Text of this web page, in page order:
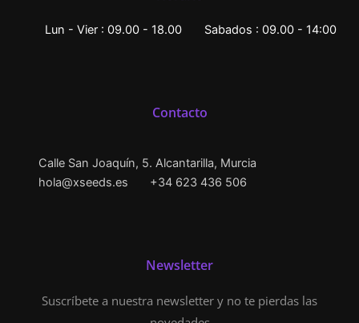
Lun - Vier : 09.00 - 18.00 Sabados : 09.00 - 14:00
Contacto
Calle San Joaquín, 5. Alcantarilla, Murcia
hola@xseeds.es
+34 623 436 506
Newsletter
Suscríbete a nuestra newsletter y no te pierdas las